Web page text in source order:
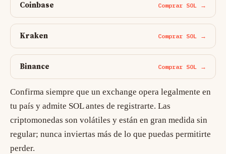
Coinbase Comprar SOL →
Kraken Comprar SOL →
Binance Comprar SOL →
Confirma siempre que un exchange opera legalmente en
tu país y admite SOL antes de registrarte. Las
criptomonedas son volátiles y están en gran medida sin
regular; nunca inviertas más de lo que puedas permitirte
perder.